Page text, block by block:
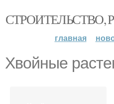
СТРОИТЕЛЬСТВО,
главная
Хвойные